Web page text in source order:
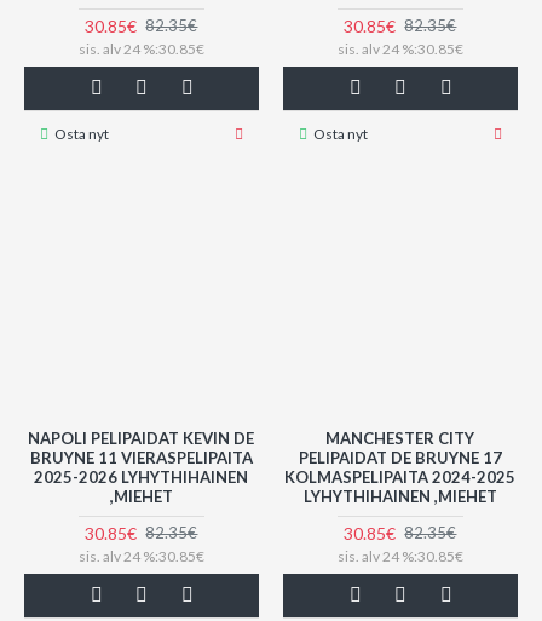
30.85€ 82.35€
sis. alv 24 %:30.85€
Osta nyt
30.85€ 82.35€
sis. alv 24 %:30.85€
Osta nyt
NAPOLI PELIPAIDAT KEVIN DE
BRUYNE 11 VIERASPELIPAITA
2025-2026 LYHYTHIHAINEN
,MIEHET
30.85€ 82.35€
sis. alv 24 %:30.85€
MANCHESTER CITY
PELIPAIDAT DE BRUYNE 17
KOLMASPELIPAITA 2024-2025
LYHYTHIHAINEN ,MIEHET
30.85€ 82.35€
sis. alv 24 %:30.85€